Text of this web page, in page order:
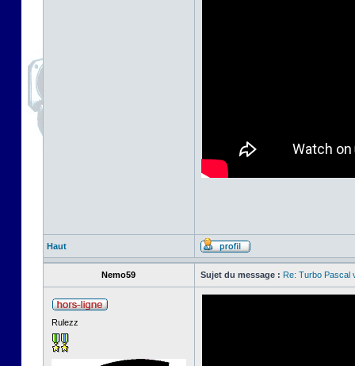
Haut
Nemo59 Sujet du message : Re: Turbo Pascal
Rulezz